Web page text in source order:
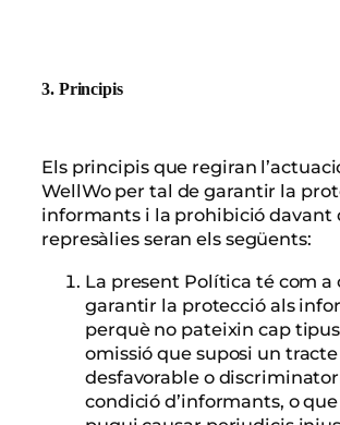
3. Principis
Els principis que regiran
WellWo per tal de garantir la
informants i la prohibició davant
represàlies seran els següents:
La present Política té com a
garantir la protecció als
perquè no pateixin cap tipus
omissió que suposi un tracte
desfavorable o
condició d’informants, o